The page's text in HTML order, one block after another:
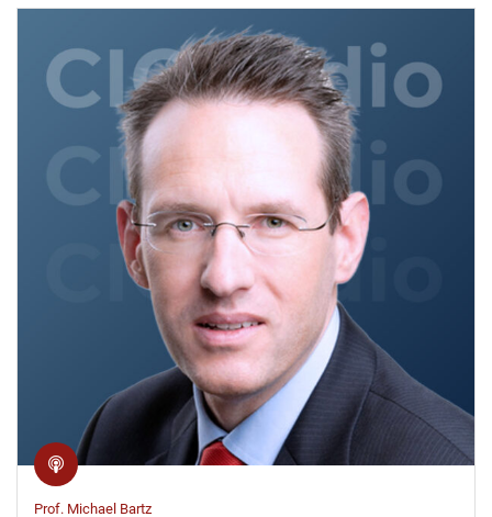
Prof. Michael Bartz